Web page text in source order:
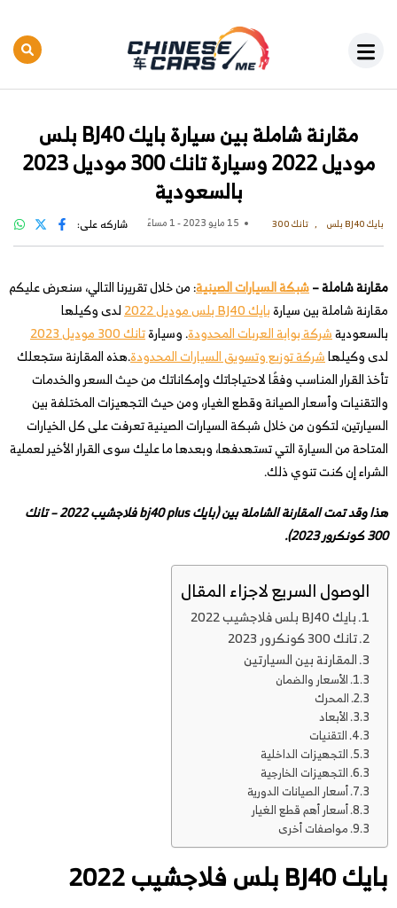
مقارنة شاملة بين سيارة بايك BJ40 بلس
موديل 2022 وسيارة تانك 300 موديل 2023
بالسعودية
بايك BJ40 بلس تانك 300 15 مايو 2023 - 1 مساءً شاركه على:
مقارنة شاملة –شبكة السيارات الصينية: من خلال تقريرنا التالي، سنعرض عليكم
مقارنة شاملة بين سيارةبايك BJ40 بلس موديل 2022
لدى وكيلها
بالسعوديةشركة بوابة العربات المحدودة. وسيارةتانك 300 موديل 2023
لدى وكيلهاشركة توزيع وتسويق السيارات المحدودة.هذه المقارنة ستجعلك
تأخذ القرار المناسب وفقًا لاحتياجاتك وإمكاناتك من حيث السعر والخدمات
والتقنيات وأسعار الصيانة وقطع الغيار، ومن حيث التجهيزات المختلفة بين
السيارتين، لتكون من خلال شبكة السيارات الصينية تعرفت على كل الخيارات
المتاحة من السيارة التي تستهدفها، وبعدها ما عليك سوى القرار الأخير لعملية
الشراء إن كنت تنوي ذلك.
هذا وقد تمت المقارنة الشاملة بين (بايك bj40 plus فلاجشيب 2022 – تانك
300 كونكرور 2023).
الوصول السريع لاجزاء المقال
بايك BJ40 بلس فلاجشيب 2022
تانك 300 كونكرور 2023
المقارنة بين السيارتين
الأسعار والضمان
المحرك
الأبعاد
التقنيات
التجهيزات الداخلية
التجهيزات الخارجية
أسعار الصيانات الدورية
أسعار أهم قطع الغيار
مواصفات أخرى
بايك BJ40 بلس فلاجشيب 2022